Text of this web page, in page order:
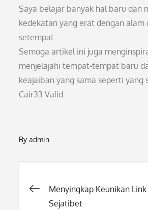
Saya belajar banyak hal baru dan
kedekatan yang erat dengan alam
setempat.
Semoga artikel ini juga
menjelajahi tempat-tempat baru
keajaiban yang sama seperti yang
Cair33 Valid.
Byadmin
Post
Menyingkap Keunikan
Sejatibet